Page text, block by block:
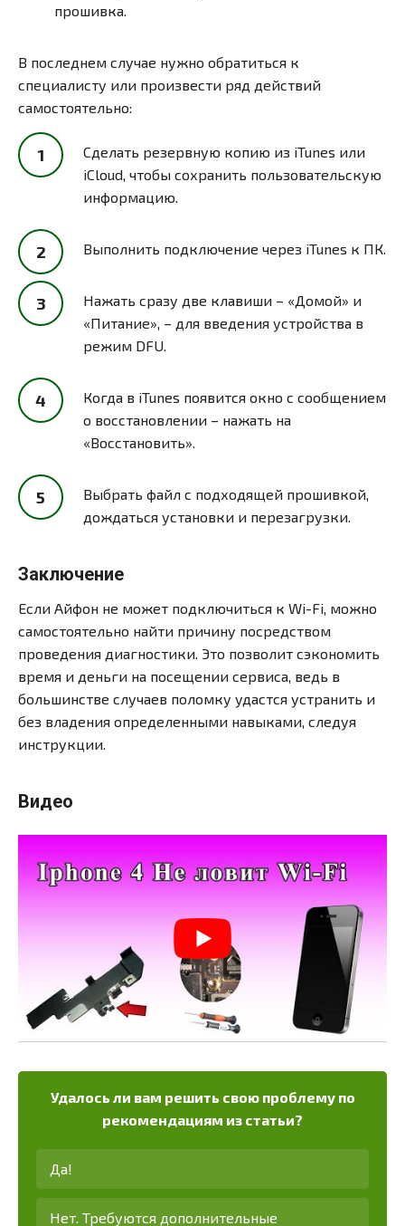
прошивка.
В последнем случае нужно обратиться к
специалисту или произвести ряд действий
самостоятельно:
Сделать резервную копию из iTunes или
iCloud, чтобы сохранить пользовательскую
информацию.
Выполнить подключение через iTunes к ПК.
Нажать сразу две клавиши – «Домой» и
«Питание», – для введения устройства в
режим DFU.
Когда в iTunes появится окно с сообщением
о восстановлении – нажать на
«Восстановить».
Выбрать файл с подходящей прошивкой,
дождаться установки и перезагрузки.
Заключение
Если Айфон не может подключиться к Wi-Fi, можно
самостоятельно найти причину посредством
проведения диагностики. Это позволит сэкономить
время и деньги на посещении сервиса, ведь в
большинстве случаев поломку удастся устранить и
без владения определенными навыками, следуя
инструкции.
Видео
Удалось ли вам решить свою проблему по
рекомендациям из статьи?
Да!
Нет. Требуются дополнительные